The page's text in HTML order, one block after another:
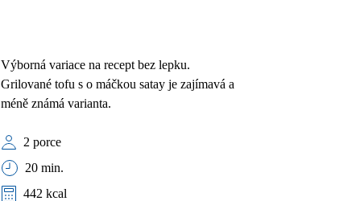
Výborná variace na recept bez lepku.
Grilované tofu s o máčkou satay je zajímavá a
méně známá varianta.
2 porce
20 min.
442 kcal